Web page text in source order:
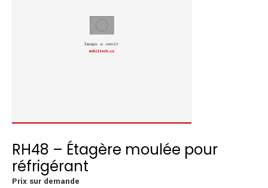
RH48 – Étagère moulée pour
réfrigérant
Prix sur demande